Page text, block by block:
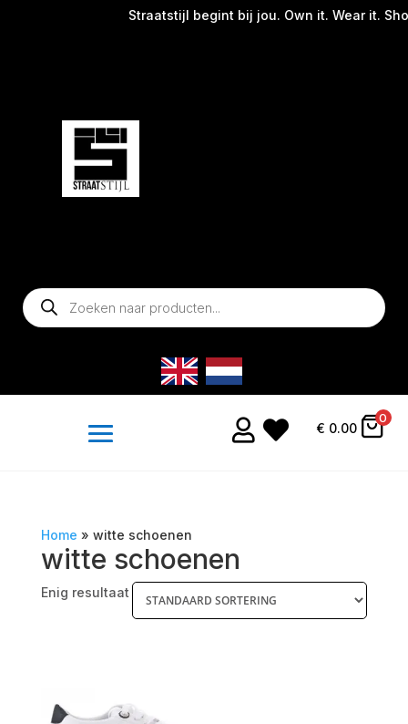
Straatstijl begint bij jou. Own it. Wear it. Shop now!
Producten
zoeken
  € 0.00
0
Home » witte schoenen
witte schoenen
Enig resultaat